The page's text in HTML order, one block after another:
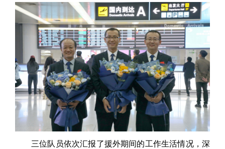
三位队员依次汇报了援外期间的工作生活情况，深